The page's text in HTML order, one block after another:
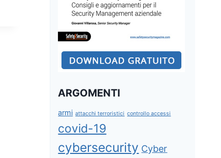
ARGOMENTI
armi attacchi terroristici controllo accessi
covid-19
cybersecurity Cyber